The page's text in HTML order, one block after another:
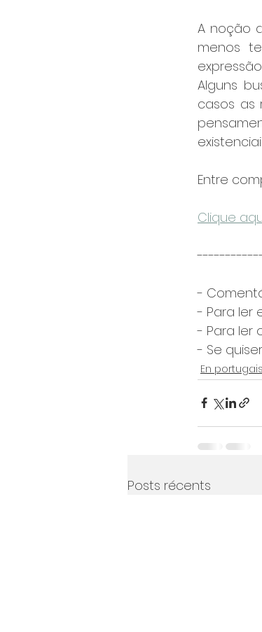
A noção
menos
Alguns
casos as
Entre
Clique
-
- Para ler
​- Para ler
​- Se
En portugais
Posts récents